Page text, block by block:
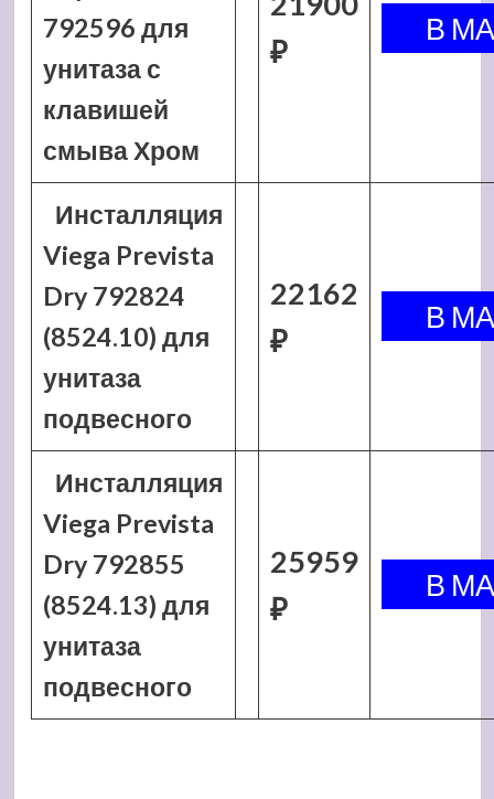
792596 для
унитаза с
клавишей
смыва Хром
₽
Инсталляция
Viega Prevista
Dry 792824
(8524.10) для
унитаза
подвесного
22162
₽
Инсталляция
Viega Prevista
Dry 792855
(8524.13) для
унитаза
подвесного
25959
₽